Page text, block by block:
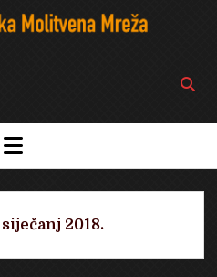
Open
bar
open
menu
siječanj 2018.